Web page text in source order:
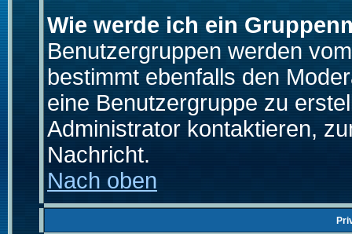
Wie werde ich ein
Benutzergruppen werden
bestimmt ebenfalls den
eine Benutzergruppe zu
Administrator kontaktieren,
Nachricht.
Nach oben